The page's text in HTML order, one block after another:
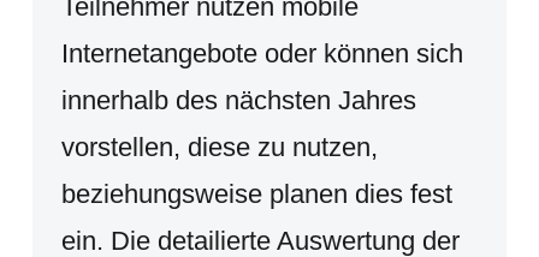
Teilnehmer nutzen mobile
Internetangebote oder können sich
innerhalb des nächsten Jahres
vorstellen, diese zu nutzen,
beziehungsweise planen dies fest
ein. Die detailierte Auswertung der